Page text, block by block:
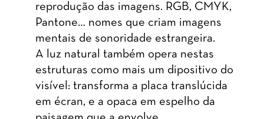
reprodução das imagens. RGB, CMYK,
Pantone… nomes que criam imagens
mentais de sonoridade estrangeira.
A luz natural também opera nestas
estruturas como mais um dipositivo do
visível: transforma a placa translúcida
em écran, e a opaca em espelho da